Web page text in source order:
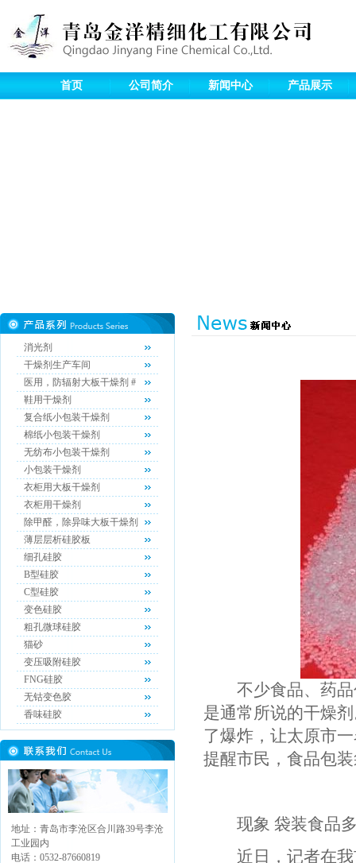
首页 公司简介 新闻中心 产品展示
消光剂
干燥剂生产车间
医用，防辐射大板干燥剂 #
鞋用干燥剂
复合纸小包装干燥剂
棉纸小包装干燥剂
无纺布小包装干燥剂
小包装干燥剂
衣柜用大板干燥剂
衣柜用干燥剂
除甲醛，除异味大板干燥剂
薄层层析硅胶板
细孔硅胶
B型硅胶
C型硅胶
变色硅胶
粗孔微球硅胶
猫砂
变压吸附硅胶
FNG硅胶
无钴变色胶
香味硅胶
地址：青岛市李沧区合川路39号李沧
工业园内
电话：0532-87660819
不少食品、药品
是通常所说的干燥
了爆炸，让太原市
提醒市民，食品包
现象 袋装食品多
近日，记者在我